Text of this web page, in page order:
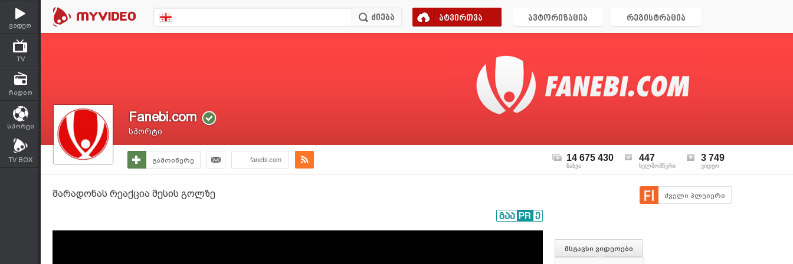
ვიდეო
TV
რადიო
სპორტი
TV BOX
ატვირთვა ავტორიზაცია რეგისტრაცია
Fanebi.com
სპორტი
გამოიწერე fanebi.com 14 675 430
ნახვა
447
ხელმომწერი
3 749
ვიდეო
მარადონას რეაქცია მესის გოლზე ძველი პლეიერი
მსგავსი ვიდეოები